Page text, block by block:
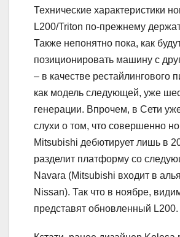
Технические характеристики
L200/Triton по-прежнему
Также непонятно пока, как
позиционировать машину с
– в качестве рестайлингового
как модель следующей, уже
генерации. Впрочем, в Сети
слухи о том, что совершенно
Mitsubishi дебютирует лишь в
разделит платформу со
Navara (Mitsubishi входит в
Nissan). Так что в ноябре,
представят обновленный L200.